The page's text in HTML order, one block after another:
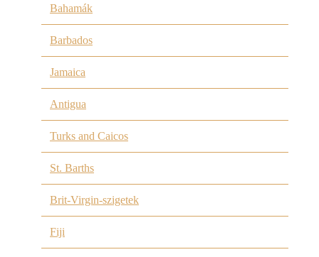
Bahamák
Barbados
Jamaica
Antigua
Turks and Caicos
St. Barths
Brit-Virgin-szigetek
Fiji